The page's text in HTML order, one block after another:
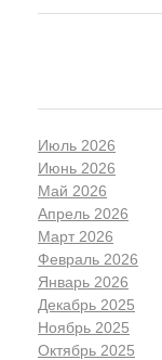
Июль 2026
Июнь 2026
Май 2026
Апрель 2026
Март 2026
Февраль 2026
Январь 2026
Декабрь 2025
Ноябрь 2025
Октябрь 2025